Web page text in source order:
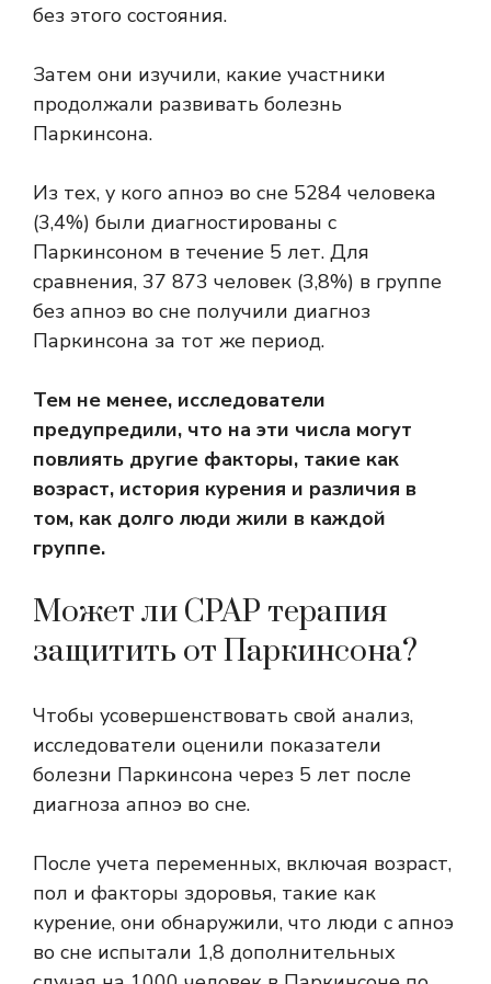
без этого состояния.
Затем они изучили, какие участники
продолжали развивать болезнь
Паркинсона.
Из тех, у кого апноэ во сне 5284 человека
(3,4%) были диагностированы с
Паркинсоном в течение 5 лет. Для
сравнения, 37 873 человек (3,8%) в группе
без апноэ во сне получили диагноз
Паркинсона за тот же период.
Тем не менее, исследователи
предупредили, что на эти числа могут
повлиять другие факторы, такие как
возраст, история курения и различия в
том, как долго люди жили в каждой
группе.
Может ли CPAP терапия
защитить от Паркинсона?
Чтобы усовершенствовать свой анализ,
исследователи оценили показатели
болезни Паркинсона через 5 лет после
диагноза апноэ во сне.
После учета переменных, включая возраст,
пол и факторы здоровья, такие как
курение, они обнаружили, что люди с апноэ
во сне испытали 1,8 дополнительных